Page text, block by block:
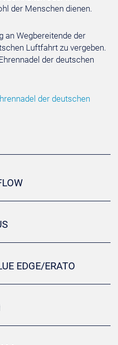
der Menschen dienen.
an Wegbereitende der
Luftfahrt zu vergeben.
der deutschen
der deutschen
EDGE/ERATO